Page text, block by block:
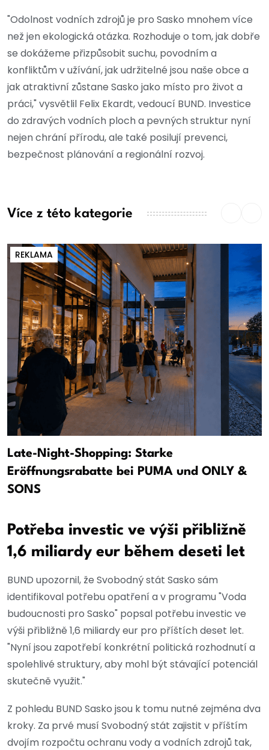
"Odolnost vodních zdrojů je pro Sasko mnohem více
než jen ekologická otázka. Rozhoduje o tom, jak dobře
se dokážeme přizpůsobit suchu, povodním a
konfliktům v užívání, jak udržitelné jsou naše obce a
jak atraktivní zůstane Sasko jako místo pro život a
práci," vysvětlil Felix Ekardt, vedoucí BUND. Investice
do zdravých vodních ploch a pevných struktur nyní
nejen chrání přírodu, ale také posilují prevenci,
bezpečnost plánování a regionální rozvoj.
Více z této kategorie
REKLAMA
Late-Night-Shopping: Starke
Eröffnungsrabatte bei PUMA und ONLY &
SONS
Potřeba investic ve výši přibližně
1,6 miliardy eur během deseti let
BUND upozornil, že Svobodný stát Sasko sám
identifikoval potřebu opatření a v programu "Voda
budoucnosti pro Sasko" popsal potřebu investic ve
výši přibližně 1,6 miliardy eur pro příštích deset let.
"Nyní jsou zapotřebí konkrétní politická rozhodnutí a
spolehlivé struktury, aby mohl být stávající potenciál
skutečně využit."
Z pohledu BUND Sasko jsou k tomu nutné zejména dva
kroky. Za prvé musí Svobodný stát zajistit v příštím
dvojím rozpočtu ochranu vody a vodních zdrojů tak,